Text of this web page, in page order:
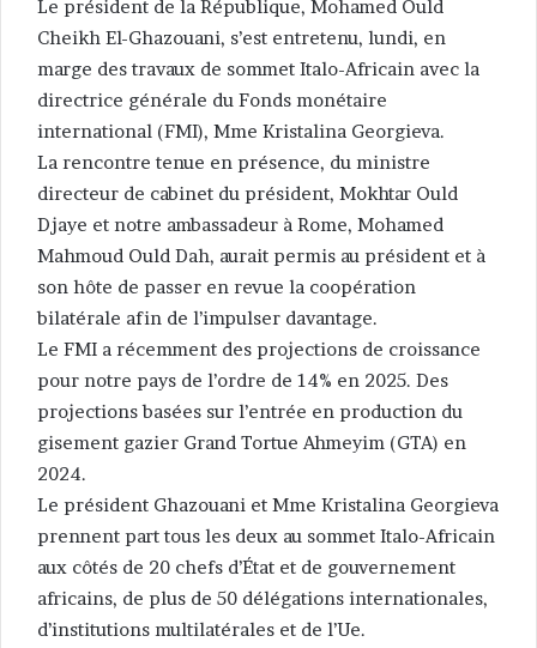
Le président de la République, Mohamed Ould
Cheikh El-Ghazouani, s’est entretenu, lundi, en
marge des travaux de sommet Italo-Africain avec la
directrice générale du Fonds monétaire
international (FMI), Mme Kristalina Georgieva.
La rencontre tenue en présence, du ministre
directeur de cabinet du président, Mokhtar Ould
Djaye et notre ambassadeur à Rome, Mohamed
Mahmoud Ould Dah, aurait permis au président et à
son hôte de passer en revue la coopération
bilatérale afin de l’impulser davantage.
Le FMI a récemment des projections de croissance
pour notre pays de l’ordre de 14% en 2025. Des
projections basées sur l’entrée en production du
gisement gazier Grand Tortue Ahmeyim (GTA) en
2024.
Le président Ghazouani et Mme Kristalina Georgieva
prennent part tous les deux au sommet Italo-Africain
aux côtés de 20 chefs d’État et de gouvernement
africains, de plus de 50 délégations internationales,
d’institutions multilatérales et de l’Ue.